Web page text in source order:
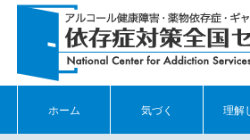
ホーム 気づく 理解